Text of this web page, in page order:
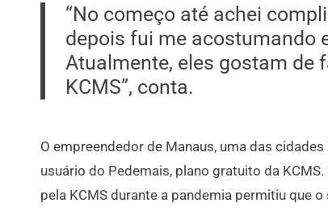
“No começo até achei
depois fui me acostumando
Atualmente, eles gostam de
KCMS”, conta.
O empreendedor de Manaus, uma das
usuário do Pedemais, plano gratuito da
pela KCMS durante a pandemia permitiu que